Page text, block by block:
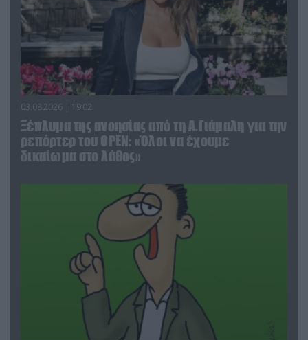
03.08.2026 | 19:02
Ξέπλυμα της ανοησίας από τη Α.Γιάμαλη για την
ρεπόρτερ του ΟΡΕΝ: «Όλοι να έχουμε
δικαίωμα στο λάθος»